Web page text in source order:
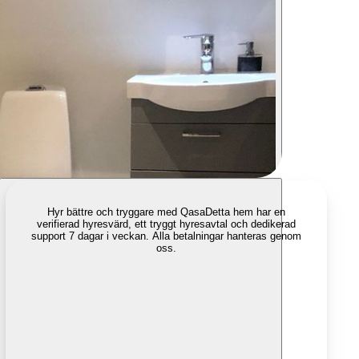
Hyr bättre och tryggare med QasaDetta hem har en
verifierad hyresvärd, ett tryggt hyresavtal och dedikerad
support 7 dagar i veckan. Alla betalningar hanteras genom
oss.